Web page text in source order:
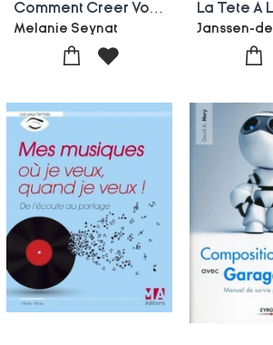
Melanie Seynat
La Tete A
Janssen-